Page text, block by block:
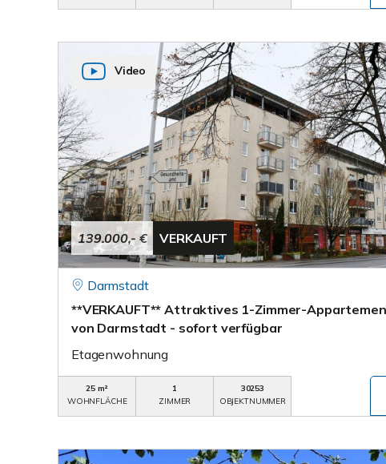
139.000,- € VERKAUFT
Video
Darmstadt
**VERKAUFT** Attraktives 1-Zimmer-
von Darmstadt - sofort verfügbar
Etagenwohnung
25 m²
WOHNFLÄCHE
1
ZIMMER
30253
OBJEKTNUMMER